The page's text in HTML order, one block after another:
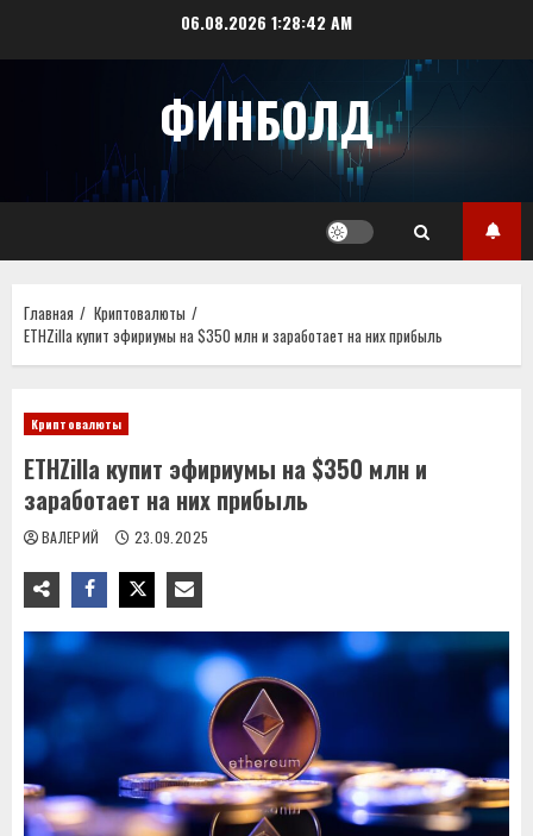
06.08.2026 1:28:43 AM
ФИНБОЛД
Главная
Криптовалюты
ETHZilla купит эфириумы на $350 млн и заработает на них прибыль
Криптовалюты
ETHZilla купит эфириумы на $350 млн и
заработает на них прибыль
ВАЛЕРИЙ 23.09.2025